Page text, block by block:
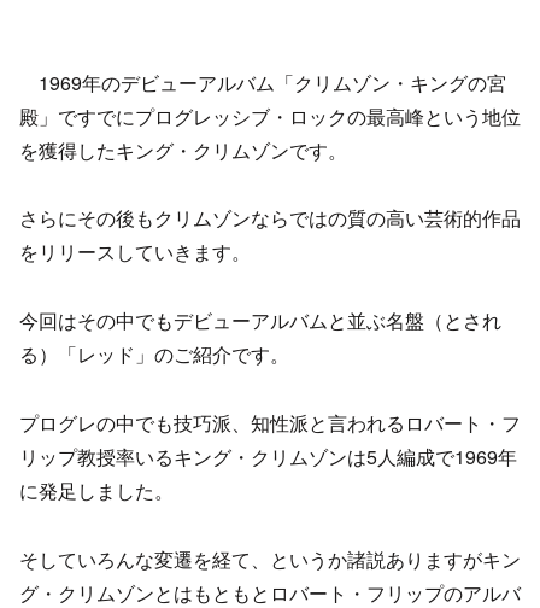
1969年のデビューアルバム「クリムゾン・キングの宮
殿」ですでにプログレッシブ・ロックの最高峰という地位
を獲得したキング・クリムゾンです。
さらにその後もクリムゾンならではの質の高い芸術的作品
をリリースしていきます。
今回はその中でもデビューアルバムと並ぶ名盤（とされ
る）「レッド」のご紹介です。
プログレの中でも技巧派、知性派と言われるロバート・フ
リップ教授率いるキング・クリムゾンは5人編成で1969年
に発足しました。
そしていろんな変遷を経て、というか諸説ありますがキン
グ・クリムゾンとはもともとロバート・フリップのアルバ